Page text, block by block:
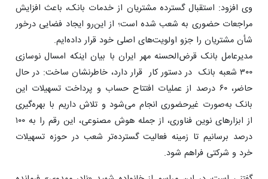
وی افزود: استقبال گسترده مشتریان از خدمات بانک، باعث افزایش
مراجعات حضوری به شعب شده است؛ از این‌رو ایجاد فضایی درخور
شأن مشتریان را جزو اولویت‌های اصلی خود قرار داده‌ایم.
مدیرعامل بانک قرض‌الحسنه مهر ایران با بیان اینکه امسال نوسازی
۳۰۰ شعبه بانک در دستور کار قرار دارد، خاطرنشان ساخت: در حال
حاضر، ۶۰ درصد از عملیات افتتاح حساب و پرداخت تسهیلات این
بانک به‌صورت غیرحضوری انجام می‌شود و تلاش داریم با بهره‌گیری
از ابزارهای نوین فناوری، از جمله هوش مصنوعی، این رقم را به ۱۰۰
درصد برسانیم تا زمینه فعالیت گسترده‌تر شعب در حوزه تسهیلات
خرد و شرکتی فراهم شود.